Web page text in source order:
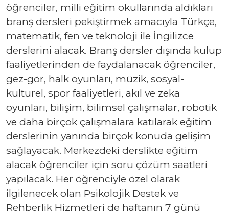
öğrenciler, milli eğitim okullarında aldıkları
branş dersleri pekiştirmek amacıyla Türkçe,
matematik, fen ve teknoloji ile İngilizce
derslerini alacak. Branş dersler dışında kulüp
faaliyetlerinden de faydalanacak öğrenciler,
gez-gör, halk oyunları, müzik, sosyal-
kültürel, spor faaliyetleri, akıl ve zeka
oyunları, bilişim, bilimsel çalışmalar, robotik
ve daha birçok çalışmalara katılarak eğitim
derslerinin yanında birçok konuda gelişim
sağlayacak. Merkezdeki derslikte eğitim
alacak öğrenciler için soru çözüm saatleri
yapılacak. Her öğrenciyle özel olarak
ilgilenecek olan Psikolojik Destek ve
Rehberlik Hizmetleri de haftanın 7 günü